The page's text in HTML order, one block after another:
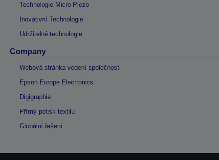
Technologie Micro Piezo
Inovativní Technologie
Udržitelné technologie
Company
Webová stránka vedení společnosti
Epson Europe Electronics
Digigraphie
Přímý potisk textilu
Globální řešení